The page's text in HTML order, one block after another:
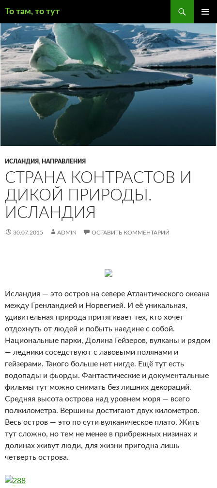
То там, то тут
МЕНЮ
К
СОДЕРЖИМОМУ
ИСЛАНДИЯ, НАПРАВЛЕНИЯ
СТРАНА КОНТРАСТОВ И
ДИКОЙ ПРИРОДЫ.
ИСЛАНДИЯ
30.07.2015 ADMIN ОСТАВИТЬ КОММЕНТАРИЙ
Исландия — это остров на севере Атлантического океана
между Гренландией и Норвегией. И её уникальная,
удивительная природа притягивает тех, кто хочет
отдохнуть от людей и побыть наедине с собой.
Национальные парки, Долина Гейзеров, вулканы и рядом
— ледники соседствуют с лавовыми полянами и
гейзерами. Такого больше нет нигде. Ещё тут есть
водопады и фьорды. Фантастические и документальные
фильмы тут можно снимать без лишних декораций.
Средняя высота острова над уровнем моря — всего
полкилометра. Вершины достигают двух километров.
Весь остров — это по сути вулканическое плато. Жить
тут сложно, но тем не менее в прибрежных низинах и
долинах живут люди, для жизни пригодна лишь
четверть острова.